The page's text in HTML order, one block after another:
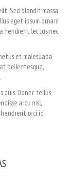
Sed blandit massa
eget ipsum ornare
hendrerit lectus nec
et malesuada
pellentesque,
quis. Donec tellus
arcu nisl,
orci id